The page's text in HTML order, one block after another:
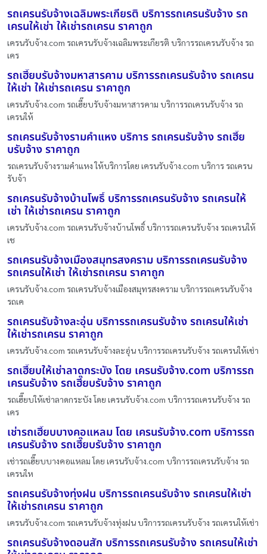
รถเครนรับจ้างเฉลิมพระเกียรติ บริการรถเครนรับจ้าง รถ
เครนให้เช่า ให้เช่ารถเครน ราคาถูก
เครนรับจ้าง.com รถเครนรับจ้างเฉลิมพระเกียรติ บริการรถเครนรับจ้าง รถ
เคร
รถเฮี๊ยบรับจ้างมหาสารคาม บริการรถเครนรับจ้าง รถเครน
ให้เช่า ให้เช่ารถเครน ราคาถูก
เครนรับจ้าง.com รถเฮี๊ยบรับจ้างมหาสารคาม บริการรถเครนรับจ้าง รถ
เครนให้
รถเครนรับจ้างรามคำแหง บริการ รถเครนรับจ้าง รถเฮี๊ย
บรับจ้าง ราคาถูก
รถเครนรับจ้างรามคำแหง ให้บริการโดย เครนรับจ้าง.com บริการ รถเครน
รับจ้า
รถเครนรับจ้างบ้านโพธิ์ บริการรถเครนรับจ้าง รถเครนให้
เช่า ให้เช่ารถเครน ราคาถูก
เครนรับจ้าง.com รถเครนรับจ้างบ้านโพธิ์ บริการรถเครนรับจ้าง รถเครนให้
เช
รถเครนรับจ้างเมืองสมุทรสงคราม บริการรถเครนรับจ้าง
รถเครนให้เช่า ให้เช่ารถเครน ราคาถูก
เครนรับจ้าง.com รถเครนรับจ้างเมืองสมุทรสงคราม บริการรถเครนรับจ้าง
รถเค
รถเครนรับจ้างละอุ่น บริการรถเครนรับจ้าง รถเครนให้เช่า
ให้เช่ารถเครน ราคาถูก
เครนรับจ้าง.com รถเครนรับจ้างละอุ่น บริการรถเครนรับจ้าง รถเครนให้เช่า
รถเฮี๊ยบให้เช่าลาดกระบัง โดย เครนรับจ้าง.com บริการรถ
เครนรับจ้าง รถเฮี๊ยบรับจ้าง ราคาถูก
รถเฮี๊ยบให้เช่าลาดกระบัง โดย เครนรับจ้าง.com บริการรถเครนรับจ้าง รถ
เคร
เช่ารถเฮี๊ยบบางคอแหลม โดย เครนรับจ้าง.com บริการรถ
เครนรับจ้าง รถเฮี๊ยบรับจ้าง ราคาถูก
เช่ารถเฮี๊ยบบางคอแหลม โดย เครนรับจ้าง.com บริการรถเครนรับจ้าง รถ
เครนให
รถเครนรับจ้างทุ่งฝน บริการรถเครนรับจ้าง รถเครนให้เช่า
ให้เช่ารถเครน ราคาถูก
เครนรับจ้าง.com รถเครนรับจ้างทุ่งฝน บริการรถเครนรับจ้าง รถเครนให้เช่า
รถเครนรับจ้างดอนสัก บริการรถเครนรับจ้าง รถเครนให้เช่า